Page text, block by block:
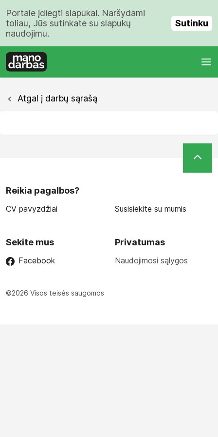
Portale įdiegti slapukai. Naršydami
toliau, Jūs sutinkate su slapukų
naudojimu.
Sutinku
Atgal į darbų sąrašą
Reikia pagalbos?
CV pavyzdžiai Susisiekite su mumis
Sekite mus
Facebook
Privatumas
Naudojimosi sąlygos
©2026 Visos teisės saugomos